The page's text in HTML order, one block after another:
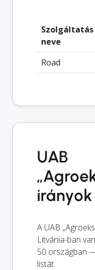
Szolgáltatás
neve
Road
UAB
irányok
A UAB
Litvánia-ban
50 országban
listát.